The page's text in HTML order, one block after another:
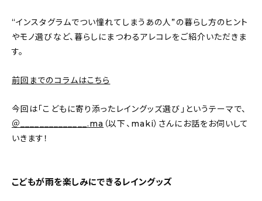
暮らし
daily mukuri/ アイテム
人気の記事
“インスタグラムでつい憧れてしまうあの人”の暮らし方のヒント
やモノ選びなど、暮らしにまつわるアレコレをご紹介いただきま
す。
前回までのコラムはこちら
今回は「こどもに寄り添ったレイングッズ選び」というテーマで、
＠______________.ma （以下、maki）さんにお話をお伺いして
いきます！
こどもが雨を楽しみにできるレイングッズ